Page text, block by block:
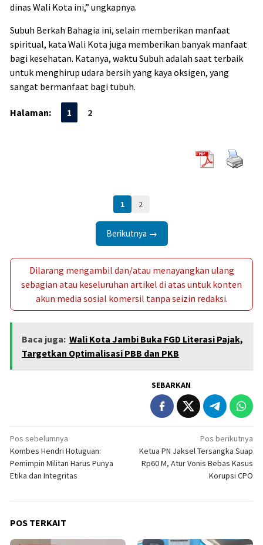
dinas Wali Kota ini,” ungkapnya.
Subuh Berkah Bahagia ini, selain memberikan manfaat
spiritual, kata Wali Kota juga memberikan banyak manfaat
bagi kesehatan. Katanya, waktu Subuh adalah saat terbaik
untuk menghirup udara bersih yang kaya oksigen, yang
sangat bermanfaat bagi tubuh.
Halaman: 1 2
1 2
Berikutnya →
Dilarang mengambil dan/atau menayangkan ulang
sebagian atau keseluruhan artikel di atas untuk konten
akun media sosial komersil tanpa seizin redaksi.
Baca juga: Wali Kota Jambi Buka FGD Literasi Pajak,
Targetkan Optimalisasi PBB dan PKB
SEBARKAN
Navigasi
pos
Pos sebelumnya
Kombes Hendri Hotuguan:
Pemimpin Militan Harus Punya
Etika dan Integritas
Pos berikutnya
Ketua PN Jaksel Tersangka Suap
Rp60 M, Atur Vonis Bebas Kasus
Korupsi CPO
POS TERKAIT